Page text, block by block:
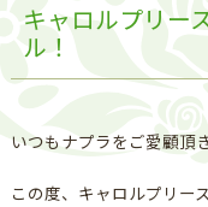
キャロルプリー
ル！
いつもナプラをご愛顧頂
この度、キャロルプリー